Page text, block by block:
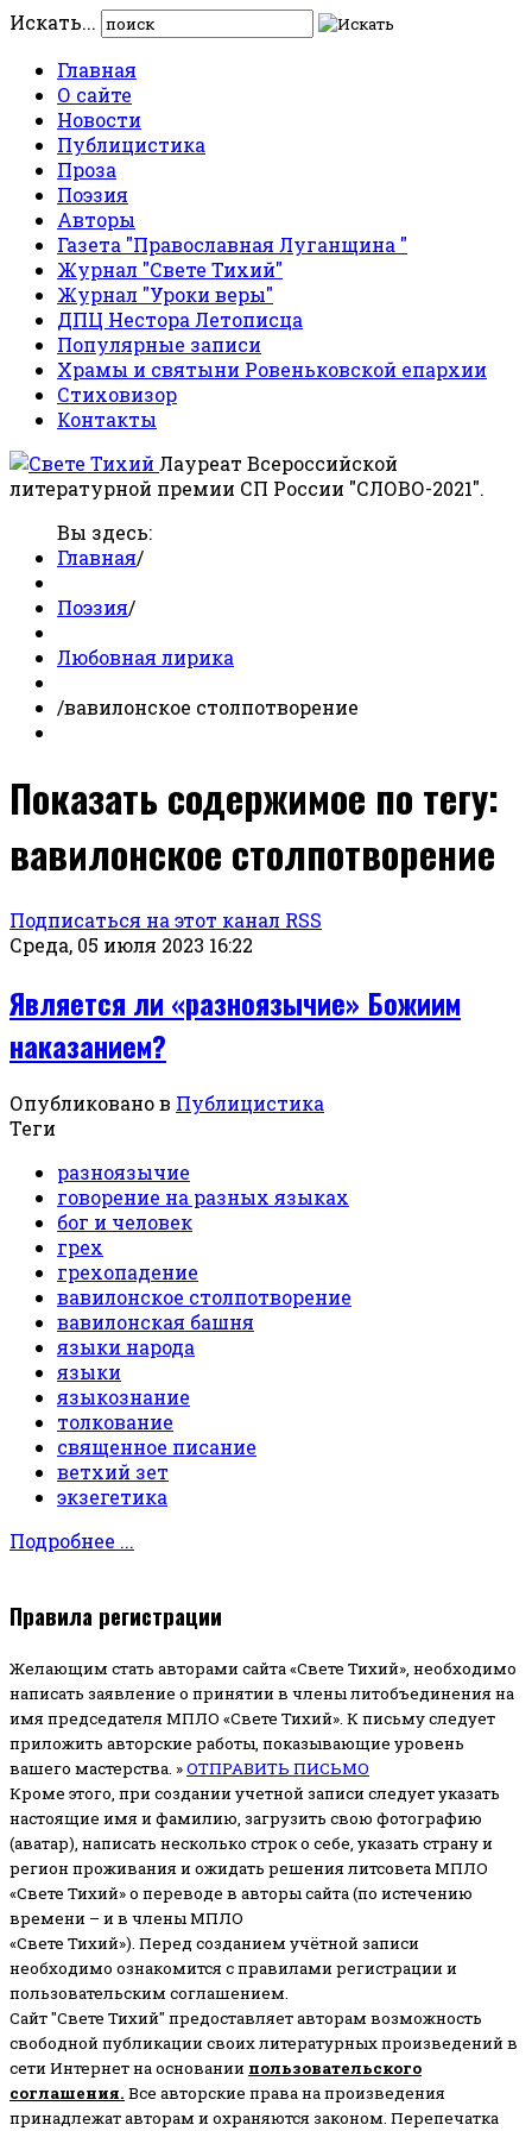
Искать...
Главная
О сайте
Новости
Публицистика
Проза
Поэзия
Авторы
Газета "Православная Луганщина "
Журнал "Свете Тихий"
Журнал "Уроки веры"
ДПЦ Нестора Летописца
Популярные записи
Храмы и святыни Ровеньковской епархии
Стиховизор
Контакты
Лауреат Всероссийской
литературной премии СП России "СЛОВО-2021".
Вы здесь:
Главная/
Поэзия/
Любовная лирика
/вавилонское столпотворение
Показать содержимое по тегу:
вавилонское столпотворение
Подписаться на этот канал RSS
Среда, 05 июля 2023 16:22
Является ли «разноязычие» Божиим
наказанием?
Опубликовано в Публицистика
Теги
разноязычие
говорение на разных языках
бог и человек
грех
грехопадение
вавилонское столпотворение
вавилонская башня
языки народа
языки
языкознание
толкование
священное писание
ветхий зет
экзегетика
Подробнее ...
Правила регистрации
Желающим стать авторами сайта «Свете Тихий», необходимо
написать заявление о принятии в члены литобъединения на
имя председателя МПЛО «Свете Тихий». К письму следует
приложить авторские работы, показывающие уровень
вашего мастерства. »ОТПРАВИТЬ ПИСЬМО
Кроме этого, при создании учетной записи следует указать
настоящие имя и фамилию, загрузить свою фотографию
(аватар), написать несколько строк о себе, указать страну и
регион проживания и ожидать решения литсовета МПЛО
«Свете Тихий» о переводе в авторы сайта (по истечению
времени – и в члены МПЛО
«Свете Тихий»). Перед созданием учётной записи
необходимо ознакомится с правилами регистрации и
пользовательским соглашением.
Сайт "Свете Тихий" предоставляет авторам возможность
свободной публикации своих литературных произведений в
сети Интернет на основании пользовательского
соглашения. Все авторские права на произведения
принадлежат авторам и охраняются законом. Перепечатка